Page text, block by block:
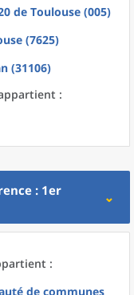
de Toulouse (005)
(7625)
(31106)
:
: 1er
:
de communes